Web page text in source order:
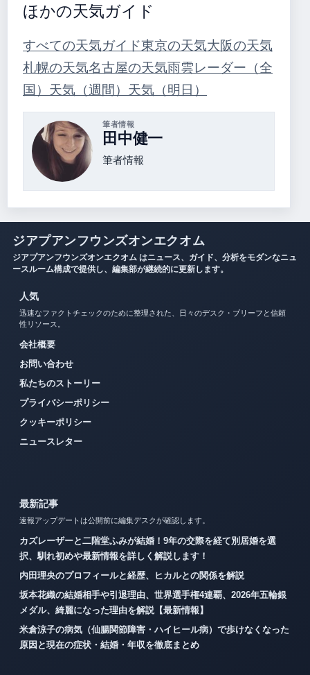
ほかの天気ガイド
すべての天気ガイド東京の天気大阪の天気
札幌の天気名古屋の天気雨雲レーダー（全
国） 天気（週間） 天気（明日）
筆者情報
田中健一
筆者情報
ジアプアンフウンズオンエクオム
ジアプアンフウンズオンエクオム はニュース、ガイド、分析をモダンなニュ
ースルーム構成で提供し、編集部が継続的に更新します。
人気
迅速なファクトチェックのために整理された、日々のデスク・ブリーフと信頼
性リソース。
会社概要
お問い合わせ
私たちのストーリー
プライバシーポリシー
クッキーポリシー
ニュースレター
最新記事
速報アップデートは公開前に編集デスクが確認します。
カズレーザーと二階堂ふみが結婚！9年の交際を経て別居婚を選
択、馴れ初めや最新情報を詳しく解説します！
内田理央のプロフィールと経歴、ヒカルとの関係を解説
坂本花織の結婚相手や引退理由、世界選手権4連覇、2026年五輪銀
メダル、綺麗になった理由を解説【最新情報】
米倉涼子の病気（仙腸関節障害・ハイヒール病）で歩けなくなった
原因と現在の症状・結婚・年収を徹底まとめ